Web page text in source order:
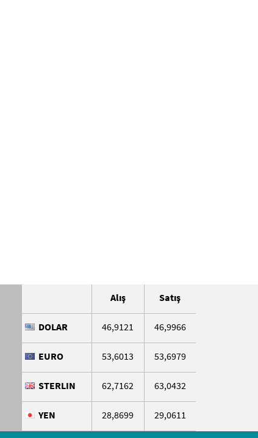
Alış Satış
DOLAR 46,9121 46,9966
EURO 53,6013 53,6979
STERLIN 62,7162 63,0432
YEN 28,8699 29,0611